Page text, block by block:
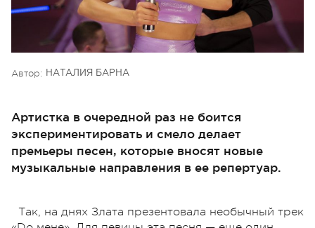
Автор: НАТАЛИЯ БАРНА
Артистка в очередной раз не боится
экспериментировать и смело делает
премьеры песен, которые вносят новые
музыкальные направления в ее репертуар.
Так, на днях Злата презентовала необычный трек